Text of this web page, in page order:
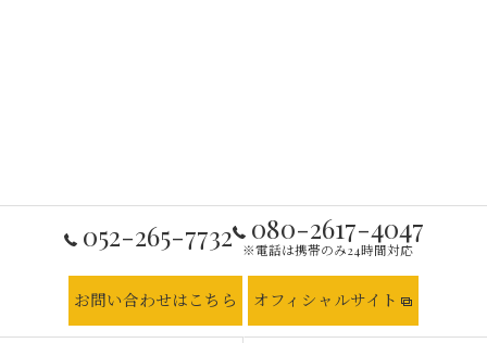
052-265-7732 080-2617-4047
※電話は携帯のみ24時間対応
お問い合わせはこちら オフィシャルサイト